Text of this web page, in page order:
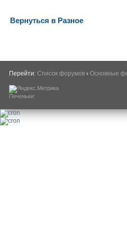
Вернуться в Разное
Перейти: Список форумов › Основные
Печеньки: